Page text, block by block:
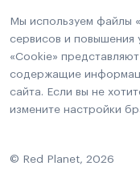
Мы используем файлы
сервисов и повышения
«Cookie»
содержащие
сайта. Если вы не
измените настройки
© Red Planet, 2026